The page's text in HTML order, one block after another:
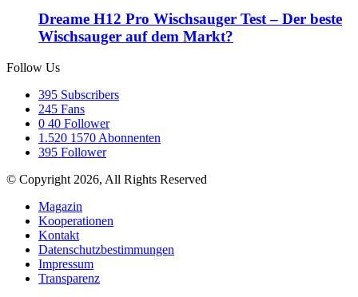
Dreame H12 Pro Wischsauger Test – Der beste
Wischsauger auf dem Markt?
Follow Us
395 Subscribers
245 Fans
0 40 Follower
1.520 1570 Abonnenten
395 Follower
© Copyright 2026, All Rights Reserved
Magazin
Kooperationen
Kontakt
Datenschutzbestimmungen
Impressum
Transparenz